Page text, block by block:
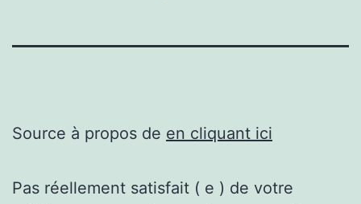
Source à propos de en cliquant ici
Pas réellement satisfait ( e ) de votre